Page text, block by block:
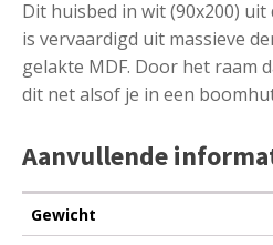
Dit huisbed in wit (90x200) uit
is vervaardigd uit massieve
gelakte MDF. Door het raam
dit net alsof je in een
Aanvullende
Gewicht